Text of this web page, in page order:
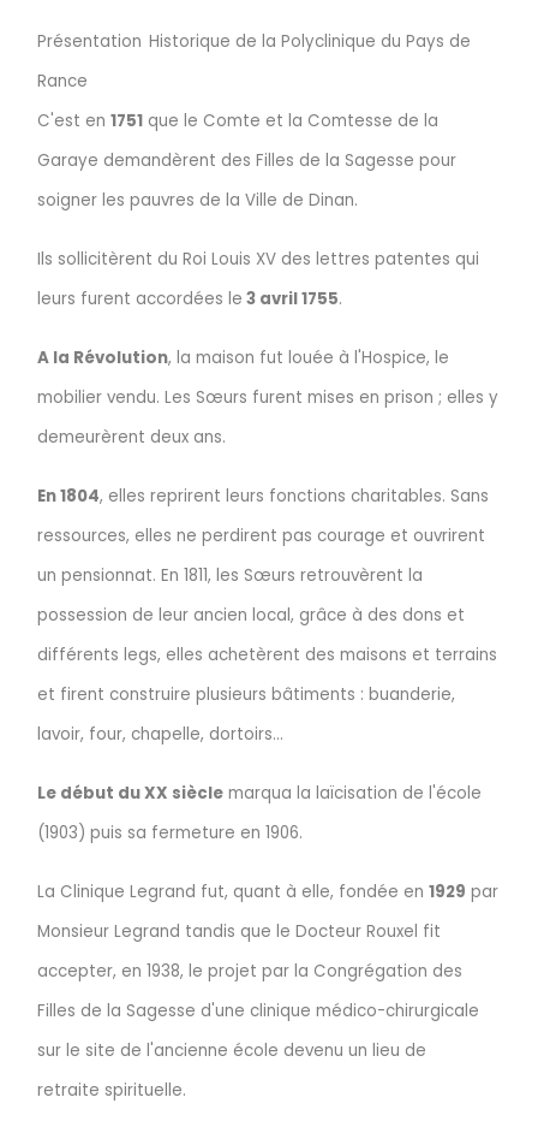
Présentation Historique de la Polyclinique du Pays de
Rance
C'est en 1751 que le Comte et la Comtesse de la
Garaye demandèrent des Filles de la Sagesse pour
soigner les pauvres de la Ville de Dinan.
Ils sollicitèrent du Roi Louis XV des lettres patentes qui
leurs furent accordées le 3 avril 1755.
A la Révolution, la maison fut louée à l'Hospice, le
mobilier vendu. Les Sœurs furent mises en prison ; elles y
demeurèrent deux ans.
En 1804, elles reprirent leurs fonctions charitables. Sans
ressources, elles ne perdirent pas courage et ouvrirent
un pensionnat. En 1811, les Sœurs retrouvèrent la
possession de leur ancien local, grâce à des dons et
différents legs, elles achetèrent des maisons et terrains
et firent construire plusieurs bâtiments : buanderie,
lavoir, four, chapelle, dortoirs...
Le début du XX siècle marqua la laïcisation de l'école
(1903) puis sa fermeture en 1906.
La Clinique Legrand fut, quant à elle, fondée en 1929 par
Monsieur Legrand tandis que le Docteur Rouxel fit
accepter, en 1938, le projet par la Congrégation des
Filles de la Sagesse d'une clinique médico-chirurgicale
sur le site de l'ancienne école devenu un lieu de
retraite spirituelle.